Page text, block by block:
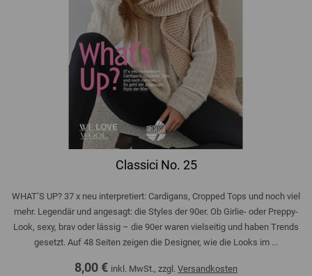
Classici No. 25
WHAT’S UP? 37 x neu interpretiert: Cardigans, Cropped Tops und noch viel
mehr. Legendär und angesagt: die Styles der 90er. Ob Girlie- oder Preppy-
Look, sexy, brav oder lässig – die 90er waren vielseitig und haben Trends
gesetzt. Auf 48 Seiten zeigen die Designer, wie die Looks im ...
8,00 € inkl. MwSt., zzgl. Versandkosten